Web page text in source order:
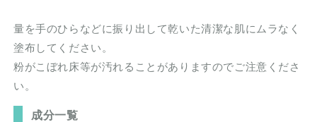
量を手のひらなどに振り出して乾いた清潔な肌にムラなく
塗布してください。
粉がこぼれ床等が汚れることがありますのでご注意くださ
い。
成分一覧